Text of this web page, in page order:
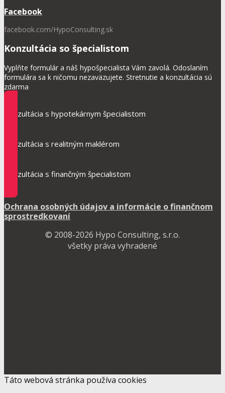
Facebook
facebook.com/HypoConsulting.sk
Konzultácia so špecialistom
Vyplňte formulár a náš hypošpecialista Vám zavolá. Odoslaním
formulára sa k ničomu nezaväzujete. Stretnutie a konzultácia sú
zdarma
Konzultácia s hypotekárnym špecialistom
Konzultácia s realitným maklérom
Konzultácia s finančným špecialistom
Ochrana osobných údajov a informácie o finančnom
sprostredkovaní
© 2008-2026 Hypo Consulting, s.r.o.
všetky práva vyhradené
Táto webová stránka používa cookies